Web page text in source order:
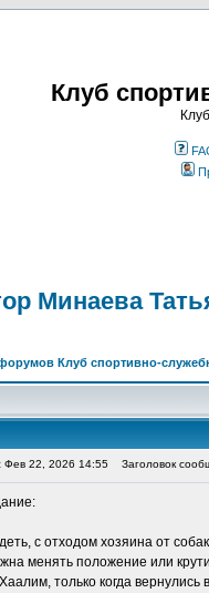
Клуб
Минаева
Клуб спортивно-
Фев 22, 2026 14:55 Заголовок
с отходом хозяина от
менять положение или
только когда вернулись